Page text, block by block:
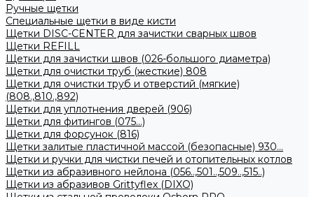
Ручные щетки
Специальные щетки в виде кисти
Щетки DISC-CENTER для зачистки сварных швов
Щетки REFILL
Щетки для зачистки швов (026-большого диаметра)
Щетки для очистки труб (жесткие) 808
Щетки для очистки труб и отверстий (мягкие)
(808.,810.,892)
Щетки для уплотнения дверей (906)
Щетки для фитингов (075...)
Щетки для форсунок (816)
Щетки залитые пластичной массой (безопасные) 930...
Щетки и ручки для чистки печей и отопительных котлов
Щетки из абразивного нейлона (056..,501..,509..,515..)
Щетки из абразивов Grittyflex (DIXO)